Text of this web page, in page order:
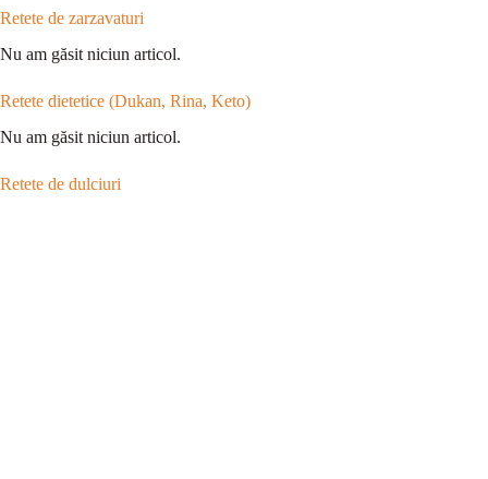
Retete de zarzavaturi
Nu am găsit niciun articol.
Retete dietetice (Dukan, Rina, Keto)
Nu am găsit niciun articol.
Retete de dulciuri